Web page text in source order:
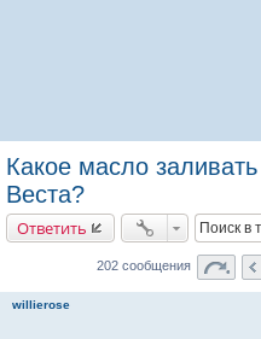
Какое масло
Веста?
Ответить
202 сообщения
willierose